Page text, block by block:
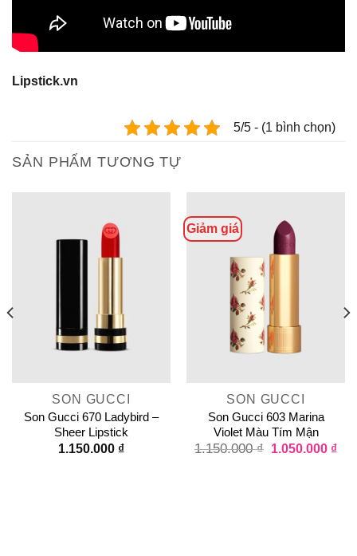
Lipstick.vn
5/5 - (1 bình chọn)
SẢN PHẨM TƯƠNG TỰ
SON GUCCI
Son Gucci 670 Ladybird –
Sheer Lipstick
1.150.000 ₫
Giảm giá
SON GUCCI
Son Gucci 603 Marina
Violet Màu Tím Mận
1.150.000₫ 1.050.000 ₫